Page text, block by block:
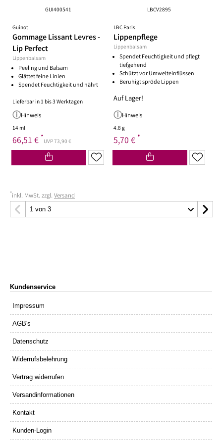
GUI400541
Guinot
Gommage Lissant Levres -
Lip Perfect
Lippenbalsam
Peeling und Balsam
Glättet feine Linien
Spendet Feuchtigkeit und nährt
Lieferbar in 1 bis 3 Werktagen
Hinweis
14 ml
66,51 € *UVP 73,90 €
LBCV2895
LBC Paris
Lippenpflege
Lippenbalsam
Spendet Feuchtigkeit und pflegt
tiefgehend
Schützt vor Umwelteinflüssen
Beruhigt spröde Lippen
Auf Lager!
Hinweis
4.8 g
5,70 € *
*inkl. MwSt. zzgl. Versand
Kundenservice
Impressum
AGB's
Datenschutz
Widerrufsbelehrung
Vertrag widerrufen
Versandinformationen
Kontakt
Kunden-Login